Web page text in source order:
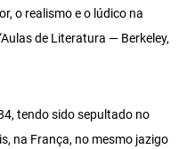
o realismo e o lúdico na
de Literatura — Berkeley,
tendo sido sepultado no
na França, no mesmo jazigo